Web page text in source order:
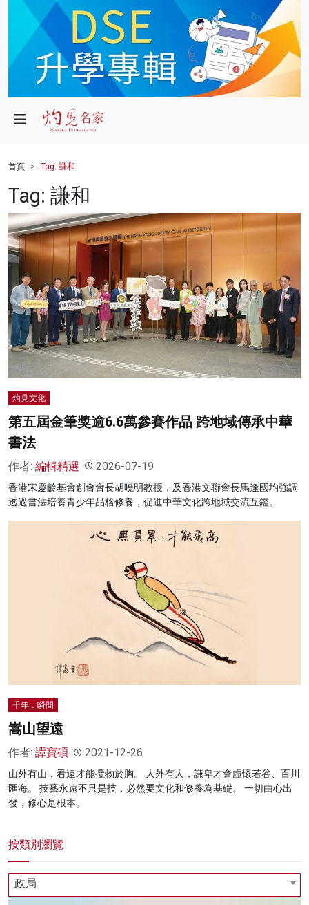
政局
財經
健康
商業
科技
影片
名家榜
灼見活動
首頁 Tag: 謙和
Tag: 謙和
灼見文化
第五屆金筆獎逾6.6萬參賽作品 跨地域傳承中華
書法
作者: 編輯精選 2026-07-19
香港宋慶齡基會創會會長胡曉明教授，及香港文聯會長馬逢國均強調
透過書法培養青少年品格修養，促進中華文化跨地域交流互鑑。
千年．瞬間
嵩山望遠
作者: 譚寶碩 2021-12-26
山外有山，看遠才能攬物於胸。 人外有人，謙卑才會虛懷若谷、百川
匯海。 技藝永遠不只是技，必然要文化和修養為基礎。 一切由心出
發，修心是根本。
按類別瀏覽
政局